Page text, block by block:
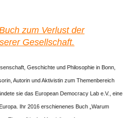
zum Verlust der
Gesellschaft.
Geschichte und Philosophie in Bonn,
Autorin und Aktivistin zum Themenbereich
sie das European Democracy Lab e.V., eine
Ihr 2016 erschienenes Buch „Warum